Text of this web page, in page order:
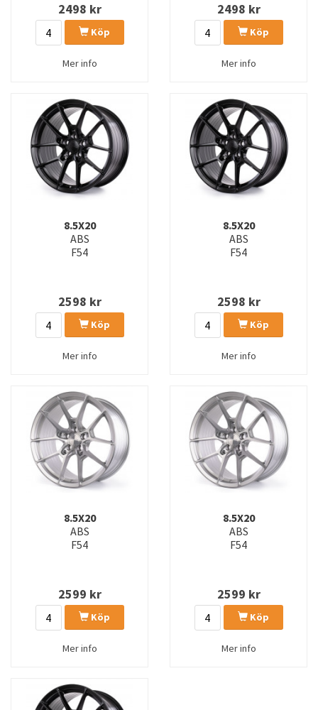
2498 kr
Köp
Mer info
2498 kr
Köp
Mer info
8.5X20
ABS
F54
2598 kr
Köp
Mer info
8.5X20
ABS
F54
2598 kr
Köp
Mer info
8.5X20
ABS
F54
2599 kr
Köp
Mer info
8.5X20
ABS
F54
2599 kr
Köp
Mer info